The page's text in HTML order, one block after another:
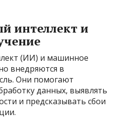
интеллект и
(ИИ) и машинное
внедряются в
Они помогают
данных, выявлять
и предсказывать сбои